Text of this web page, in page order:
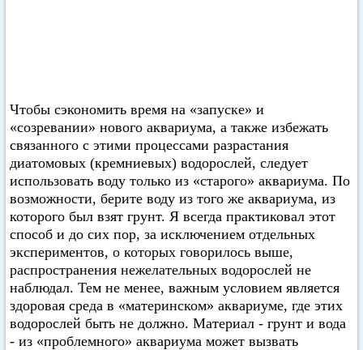
Чтобы сэкономить время на «запуске» и
«созревании» нового аквариума, а также избежать
связанного с этими процессами разрастания
диатомовых (кремниевых) водорослей, следует
использовать воду только из «старого» аквариума. По
возможности, берите воду из того же аквариума, из
которого был взят грунт. Я всегда практиковал этот
способ и до сих пор, за исключением отдельных
экспериментов, о которых говорилось выше,
распространения нежелательных водорослей не
наблюдал. Тем не менее, важным условием является
здоровая среда в «материнском» аквариуме, где этих
водорослей быть не должно. Материал - грунт и вода
- из «проблемного» аквариума может вызвать